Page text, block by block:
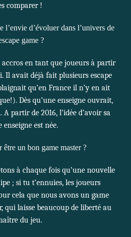
comparer !
l’envie d’évoluer dans l’univers de
game ?
accros en tant que joueurs à partir
Il avait déjà fait plusieurs escape
qu’en France il n’y en ait
Dès qu’une enseigne ouvrait,
partir de 2016, l’idée d’avoir sa
enseigne est née.
un bon game master ?
à chaque fois qu’une nouvelle
; si tu t’ennuies, les joueurs
cela que nous avons un game
qui laisse beaucoup de liberté au
du jeu.